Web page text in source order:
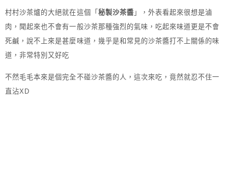
村村沙茶爐的大絕就在這個「 秘製沙茶醬」，外表看起來很想是滷
肉，聞起來也不會有一般沙茶那種強烈的氣味，吃起來味道更是不會
死鹹，說不上來是甚麼味道，幾乎是和常見的沙茶醬打不上關係的味
道，非常特別又好吃
不然毛毛本來是個完全不碰沙茶醬的人，這次來吃，竟然就忍不住一
直沾XD